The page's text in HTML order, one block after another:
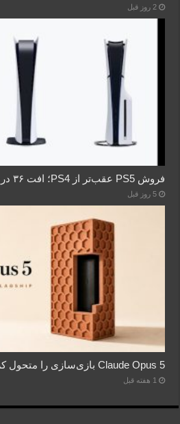
2 روز قبل
فروش PS5 عقب‌تر از PS4؛ افت ۳۶ درصدی در سه‌ماهه اخیر
5 روز قبل
Claude Opus 5 بازی‌سازی را متحول کرد؛ ۵ پروژه شگفت‌انگیز
1 هفته قبل